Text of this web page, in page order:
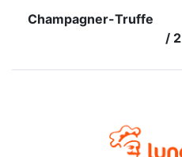
Champagner-Truffe
/